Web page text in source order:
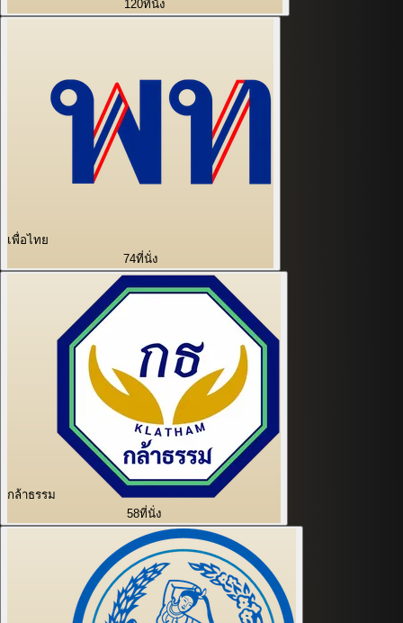
120ที่นั่ง
เพื่อไทย
74ที่นั่ง
กล้าธรรม
58ที่นั่ง